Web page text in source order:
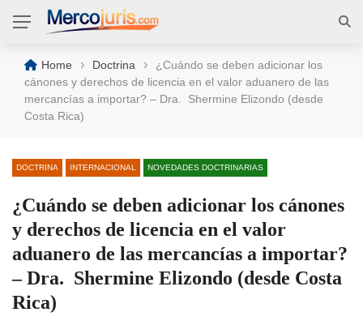
Home › Doctrina ›
¿Cuándo se deben adicionar los
cánones y derechos de licencia en el valor aduanero de las
mercancías a importar? – Dra. Shermine Elizondo (desde
Costa Rica)
DOCTRINA INTERNACIONAL NOVEDADES DOCTRINARIAS
¿Cuándo se deben adicionar los cánones
y derechos de licencia en el valor
aduanero de las mercancías a importar?
– Dra. Shermine Elizondo (desde Costa
Rica)